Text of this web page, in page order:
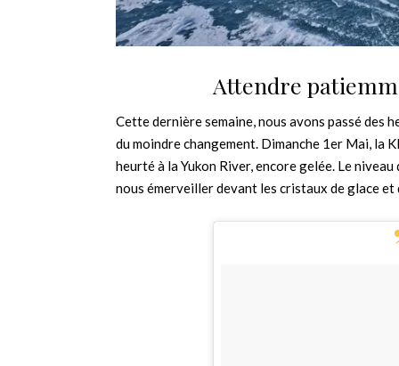
Attendre
Cette dernière semaine, nous avons passé des
du moindre changement. Dimanche 1er Mai, la
heurté à la Yukon River, encore gelée. Le niveau
nous émerveiller devant les cristaux de glace et